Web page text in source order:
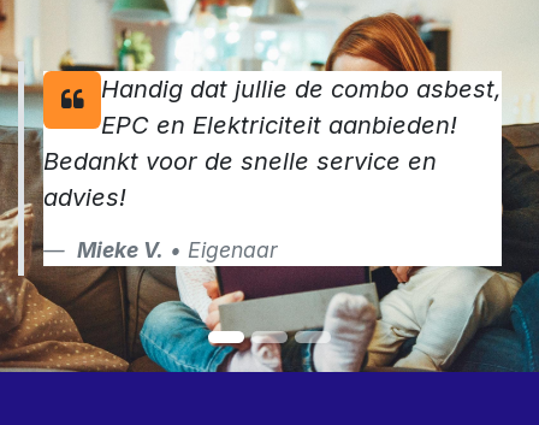
Handig dat jullie de combo asbest,
EPC en Elektriciteit aanbieden!
Bedankt voor de snelle service en
advies!
Mieke V. • Eigenaar